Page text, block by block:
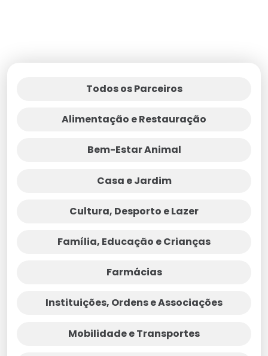
Todos os Parceiros
Alimentação e Restauração
Bem-Estar Animal
Casa e Jardim
Cultura, Desporto e Lazer
Família, Educação e Crianças
Farmácias
Instituições, Ordens e Associações
Mobilidade e Transportes